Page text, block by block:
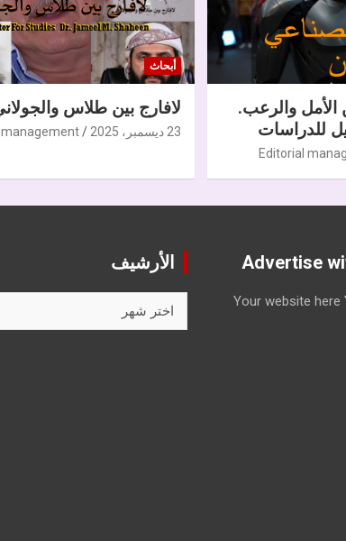
الأمل والرعب.
للدراسات
Editorial
أبحاث
لافارج بين طلاس
23 ديسمبر، 2025 management
Your website here
الأرشيف